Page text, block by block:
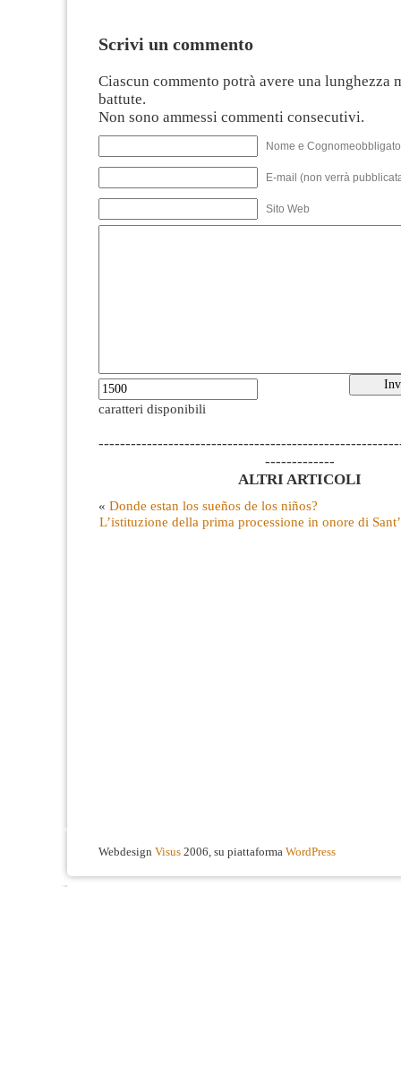
Scrivi un commento
Ciascun commento potrà avere una lunghezza
battute.
Non sono ammessi commenti consecutivi.
Nome e
E-mail (non verrà
Sito Web
caratteri disponibili
-------------
ALTRI ARTICOLI
« Donde estan los sueños de los niños?
L’istituzione della prima processione in onore di
Webdesign Visus 2006, su piattaforma WordPress